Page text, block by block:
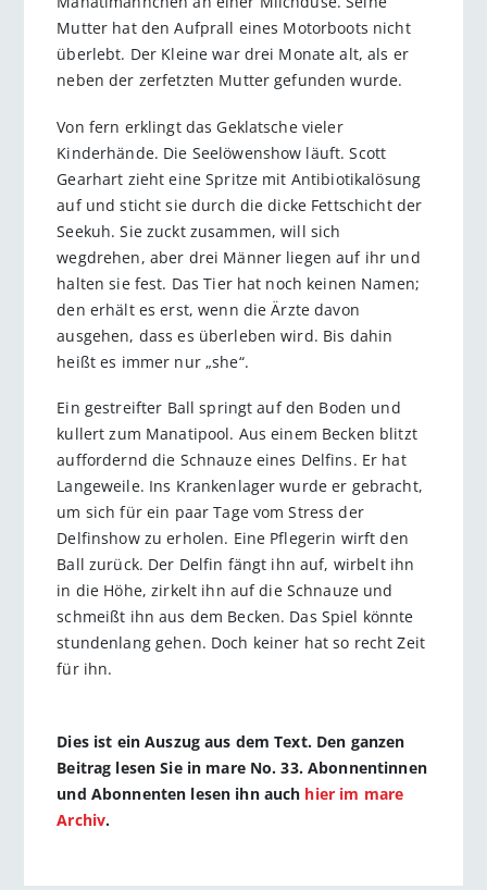
Mutter hat den Aufprall eines Motorboots nicht
überlebt. Der Kleine war drei Monate alt, als er
neben der zerfetzten Mutter gefunden wurde.
Von fern erklingt das Geklatsche vieler
Kinderhände. Die Seelöwenshow läuft. Scott
Gearhart zieht eine Spritze mit Antibiotikalösung
auf und sticht sie durch die dicke Fettschicht der
Seekuh. Sie zuckt zusammen, will sich
wegdrehen, aber drei Männer liegen auf ihr und
halten sie fest. Das Tier hat noch keinen Namen;
den erhält es erst, wenn die Ärzte davon
ausgehen, dass es überleben wird. Bis dahin
heißt es immer nur „she“.
Ein gestreifter Ball springt auf den Boden und
kullert zum Manatipool. Aus einem Becken blitzt
auffordernd die Schnauze eines Delfins. Er hat
Langeweile. Ins Krankenlager wurde er gebracht,
um sich für ein paar Tage vom Stress der
Delfinshow zu erholen. Eine Pflegerin wirft den
Ball zurück. Der Delfin fängt ihn auf, wirbelt ihn
in die Höhe, zirkelt ihn auf die Schnauze und
schmeißt ihn aus dem Becken. Das Spiel könnte
stundenlang gehen. Doch keiner hat so recht Zeit
für ihn.
Dies ist ein Auszug aus dem Text. Den ganzen
Beitrag lesen Sie in mare No. 33. Abonnentinnen
und Abonnenten lesen ihn auch hier im mare
Archiv.